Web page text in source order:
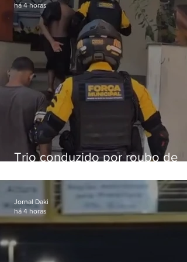
Trio conduzido por roubo de
passagens
há 4 horas
Jornal Daki
há 4 horas